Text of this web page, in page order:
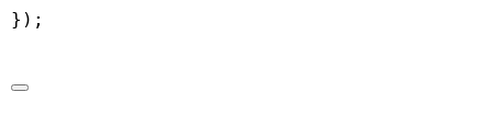
} ) ;